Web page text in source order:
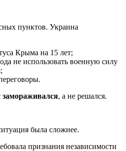
пунктов. Украина
Крыма на 15 лет;
не использовать военную силу
замораживался, а не решался.
была сложнее.
признания независимости